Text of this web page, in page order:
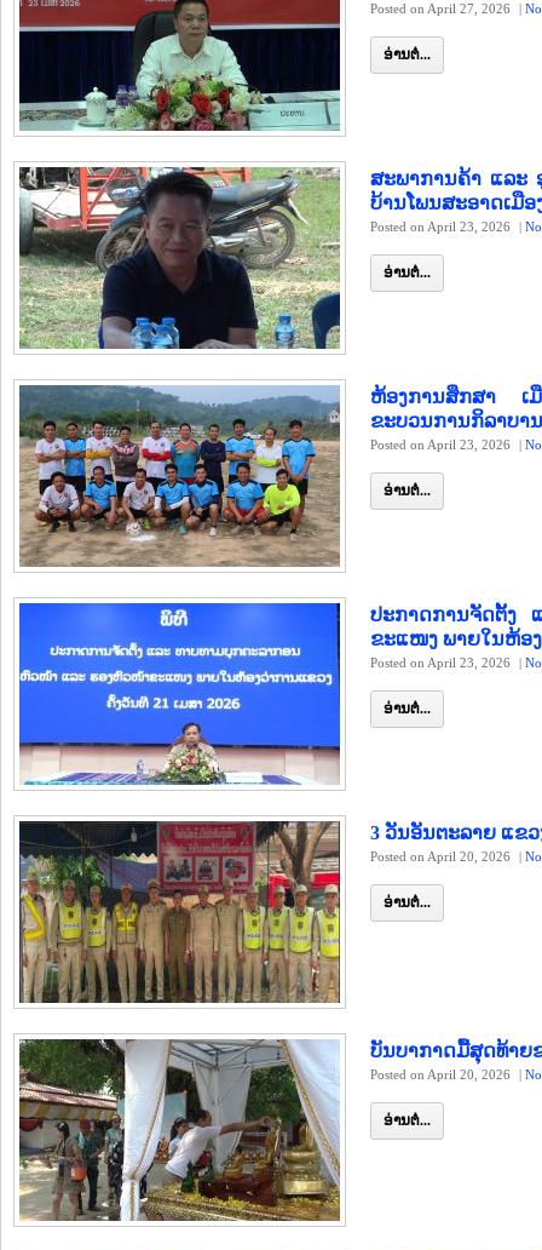
Posted on April 27, 2026 |
ອ່ານຕໍ່...
ສະພາການຄ້າ ແລະ
ບ້ານໂພນສະອາດເມືອ
Posted on April 23, 2026 |
ອ່ານຕໍ່...
ຫ້ອງການສຶກສາ ເ
ຂະບວນການກິລາບາ
Posted on April 23, 2026 |
ອ່ານຕໍ່...
ປະກາດການຈັດຕັ້ງ
ຂະແໜງ ພາຍໃນຫ້ອ
Posted on April 23, 2026 |
ອ່ານຕໍ່...
3 ວັນອັນຕະລາຍ ແຂ
Posted on April 20, 2026 |
ອ່ານຕໍ່...
ບັນບາກາດມື້ສຸດທ້າຍ
Posted on April 20, 2026 |
ອ່ານຕໍ່...